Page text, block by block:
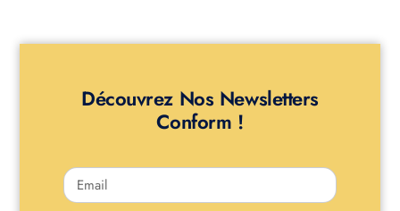
Découvrez Nos Newsletters
Conform !